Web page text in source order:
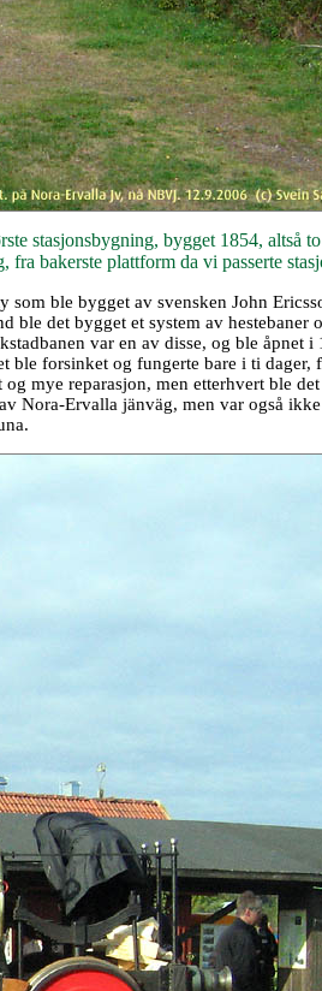
stasjonsbygning, bygget 1854, altså
bakerste plattform da vi passerte
ble bygget av svensken John
ble det bygget et system av hestebaner
var en av disse, og ble åpnet i
ble forsinket og fungerte bare i ti dager,
mye reparasjon, men etterhvert ble
Nora-Ervalla jänväg, men var også